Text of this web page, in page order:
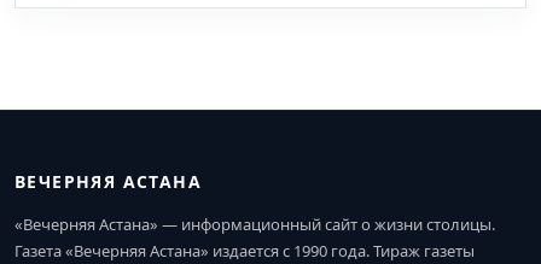
ВЕЧЕРНЯЯ АСТАНА
«Вечерняя Астана» — информационный сайт о жизни столицы.
Газета «Вечерняя Астана» издается с 1990 года. Тираж газеты